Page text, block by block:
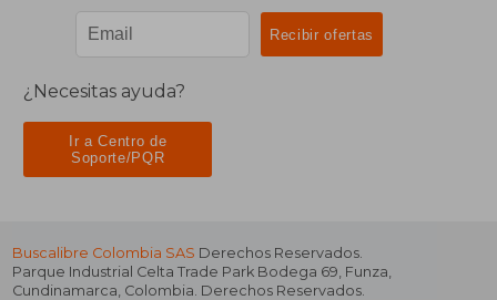
¿Necesitas ayuda?
Ir a Centro de
Soporte/PQR
Buscalibre Colombia SAS Derechos Reservados.
Parque Industrial Celta Trade Park Bodega 69 Funza
Cundinamarca Colombia . Derechos Reservados.